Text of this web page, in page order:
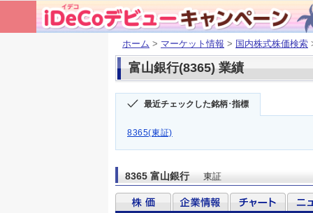
ホーム > マーケット情報 > 国内株式株価検索
富山銀行(8365) 業績
最近チェックした銘柄･指標
8365(東証)
8365 富山銀行 東証